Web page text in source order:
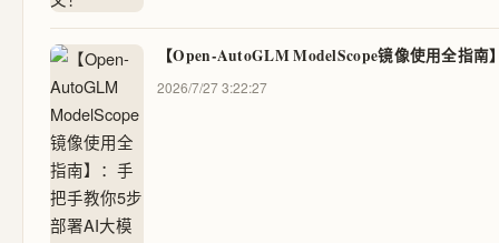
【Open-AutoGLM ModelScope镜像使用全指
2026/7/27 3:22:27